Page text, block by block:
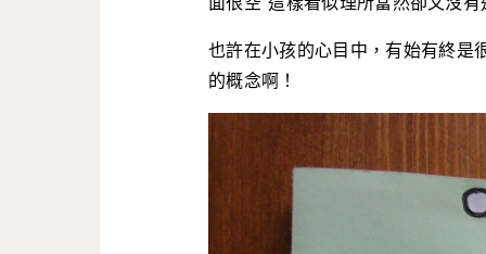
也許在小孩的心目中，有始有終是
的概念啊！